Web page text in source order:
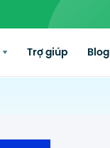
Trợ giúp Blog